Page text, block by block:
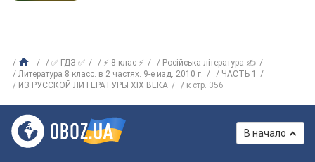
✅ ГДЗ ✅ ⚡ 8 клас ⚡
Російська література ✍
Литература 8 класс. в 2 частях. 9-е изд. 2010 г.
ЧАСТЬ 1
ИЗ РУССКОЙ ЛИТЕРАТУРЫ ХIХ ВЕКА
к стр. 356
В начало